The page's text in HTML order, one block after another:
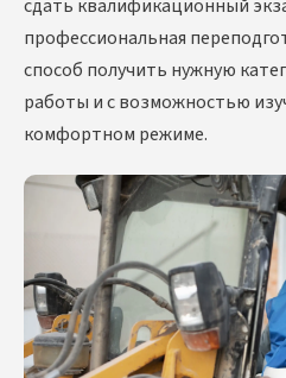
сдать квалификационный
профессиональная
способ получить нужную
работы и с возможностью
комфортном режиме.